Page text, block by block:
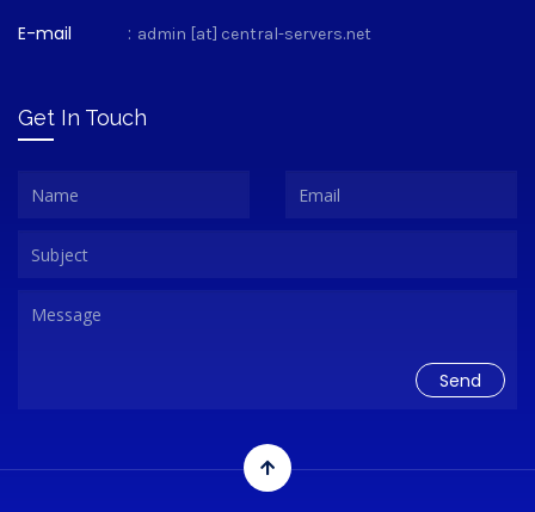
E-mail : admin [at] central-servers.net
Get In Touch